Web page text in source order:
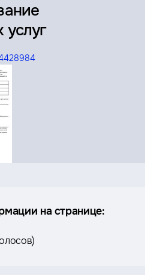
услуг
на странице:
)